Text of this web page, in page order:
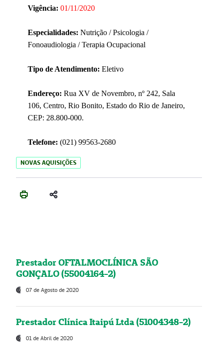
Vigência: 01/11/2020
Especialidades: Nutrição / Psicologia /
Fonoaudiologia / Terapia Ocupacional
Tipo de Atendimento: Eletivo
Endereço: Rua XV de Novembro, nº 242, Sala
106, Centro, Rio Bonito, Estado do Rio de Janeiro,
CEP: 28.800-000.
Telefone: (021) 99563-2680
NOVAS AQUISIÇÕES
Prestador OFTALMOCLÍNICA SÃO
GONÇALO (55004164-2)
07 de Agosto de 2020
Prestador Clínica Itaipú Ltda (51004348-2)
01 de Abril de 2020